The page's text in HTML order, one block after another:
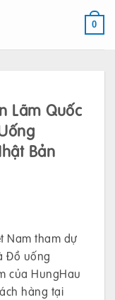
0
Lãm Quốc
Bản
Nam tham dự
Đồ uống
của HungHau
hàng tại